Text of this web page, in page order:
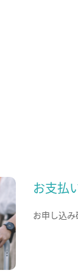
お支払
お申し込み